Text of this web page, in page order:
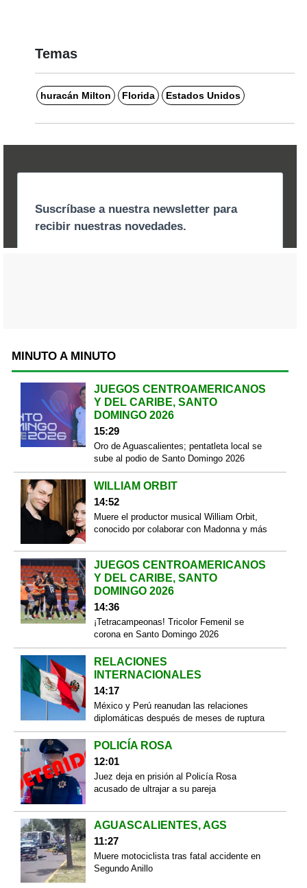
Temas
huracán Milton Florida Estados Unidos
MINUTO A MINUTO
JUEGOS CENTROAMERICANOS
Y DEL CARIBE, SANTO
DOMINGO 2026
15:29
Oro de Aguascalientes; pentatleta local se
sube al podio de Santo Domingo 2026
WILLIAM ORBIT
14:52
Muere el productor musical William Orbit,
conocido por colaborar con Madonna y más
JUEGOS CENTROAMERICANOS
Y DEL CARIBE, SANTO
DOMINGO 2026
14:36
¡Tetracampeonas! Tricolor Femenil se
corona en Santo Domingo 2026
RELACIONES
INTERNACIONALES
14:17
México y Perú reanudan las relaciones
diplomáticas después de meses de ruptura
POLICÍA ROSA
12:01
Juez deja en prisión al Policía Rosa
acusado de ultrajar a su pareja
AGUASCALIENTES, AGS
11:27
Muere motociclista tras fatal accidente en
Segundo Anillo